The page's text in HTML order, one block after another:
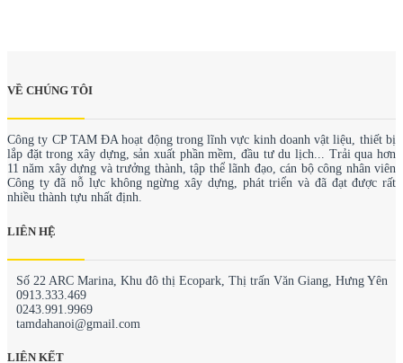
VỀ CHÚNG TÔI
Công ty CP TAM ĐA hoạt động trong lĩnh vực kinh doanh vật liệu, thiết bị
lắp đặt trong xây dựng, sản xuất phần mềm, đầu tư du lịch... Trải qua hơn
11 năm xây dựng và trưởng thành, tập thể lãnh đạo, cán bộ công nhân viên
Công ty đã nỗ lực không ngừng xây dựng, phát triển và đã đạt được rất
nhiều thành tựu nhất định.
LIÊN HỆ
Số 22 ARC Marina, Khu đô thị Ecopark, Thị trấn Văn Giang, Hưng Yên
0913.333.469
0243.991.9969
tamdahanoi@gmail.com
LIÊN KẾT